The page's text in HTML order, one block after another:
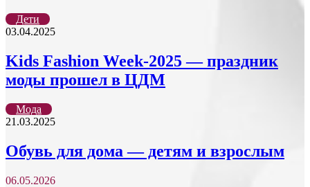
Дети
03.04.2025
Kids Fashion Week-2025 — праздник
моды прошел в ЦДМ
Мода
21.03.2025
Обувь для дома — детям и взрослым
06.05.2026